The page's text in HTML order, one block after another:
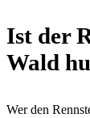
Ist der
Wald
Wer den